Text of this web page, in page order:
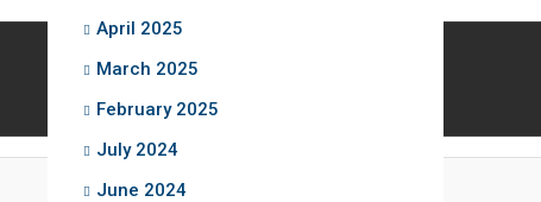
April 2025
March 2025
February 2025
July 2024
June 2024